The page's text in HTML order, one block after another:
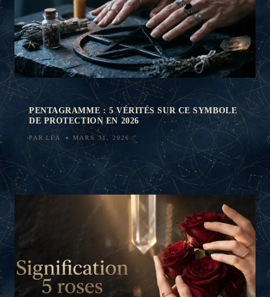
PENTAGRAMME : 5 VÉRITÉS SUR CE SYMBOLE
DE PROTECTION EN 2026
PAR LEA MARS 31, 2026